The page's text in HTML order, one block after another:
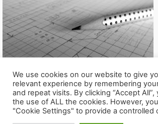
We use cookies on our website to give
relevant experience by remembering
and repeat visits. By clicking “Accept
the use of ALL the cookies. However,
"Cookie Settings" to provide a controlled